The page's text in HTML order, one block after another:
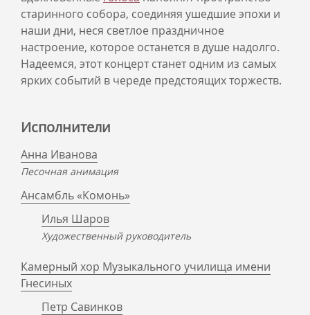
старинного собора, соединяя ушедшие эпохи и
наши дни, неся светлое праздничное
настроение, которое останется в душе надолго.
Надеемся, этот концерт станет одним из самых
ярких событий в череде предстоящих торжеств.
Исполнители
Анна Иванова
Песочная анимация
Ансамбль «Комонь»
Илья Шаров
Художественный руководитель
Камерный хор Музыкального училища имени
Гнесиных
Петр Савинков